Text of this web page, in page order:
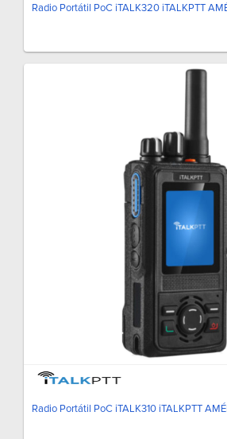
Radio Portátil PoC iTALK320 iTALKPTT
Radio Portátil PoC iTALK310 iTALKPTT